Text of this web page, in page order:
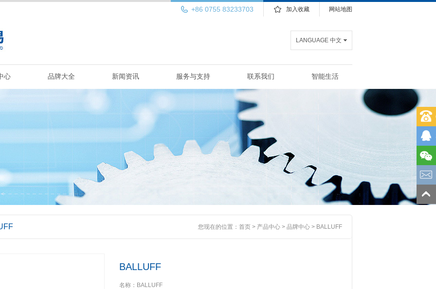
网站地图
加入收藏
+86 0755 83233703
LANGUAGE 中文
心 品牌大全 新闻资讯 服务与支持 联系我们 智能生活
您现在的位置： 首页 > 产品中心 > 品牌中心 > BALLUFF
BALLUFF
名称：BALLUFF